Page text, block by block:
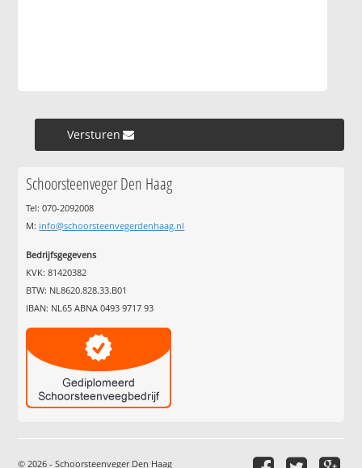
Versturen »
Schoorsteenveger Den Haag
Tel: 070-2092008
M: info@schoorsteenvegerdenhaag.nl
Bedrijfsgegevens
KVK: 81420382
BTW: NL8620.828.33.B01
IBAN: NL65 ABNA 0493 9717 93
© 2026 - Schoorsteenveger Den Haag